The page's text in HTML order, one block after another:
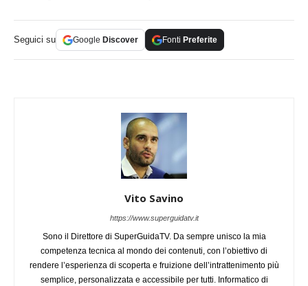
Seguici su Google Discover Fonti Preferite
Vito Savino
https://www.superguidatv.it
Sono il Direttore di SuperGuidaTV. Da sempre unisco la mia
competenza tecnica al mondo dei contenuti, con l’obiettivo di
rendere l’esperienza di scoperta e fruizione dell’intrattenimento più
semplice, personalizzata e accessibile per tutti. Informatico di